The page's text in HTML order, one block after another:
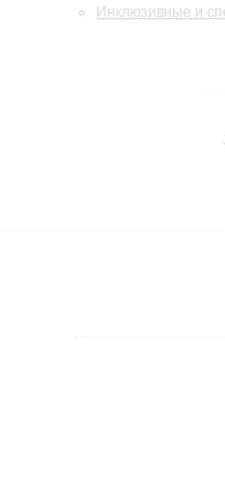
Инклюзивные и